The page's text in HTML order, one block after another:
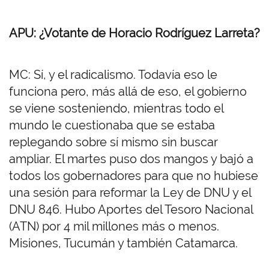
APU: ¿Votante de Horacio Rodríguez Larreta?
MC: Sí, y el radicalismo. Todavía eso le
funciona pero, más allá de eso, el gobierno
se viene sosteniendo, mientras todo el
mundo le cuestionaba que se estaba
replegando sobre sí mismo sin buscar
ampliar. El martes puso dos mangos y bajó a
todos los gobernadores para que no hubiese
una sesión para reformar la Ley de DNU y el
DNU 846. Hubo Aportes del Tesoro Nacional
(ATN) por 4 mil millones más o menos.
Misiones, Tucumán y también Catamarca.